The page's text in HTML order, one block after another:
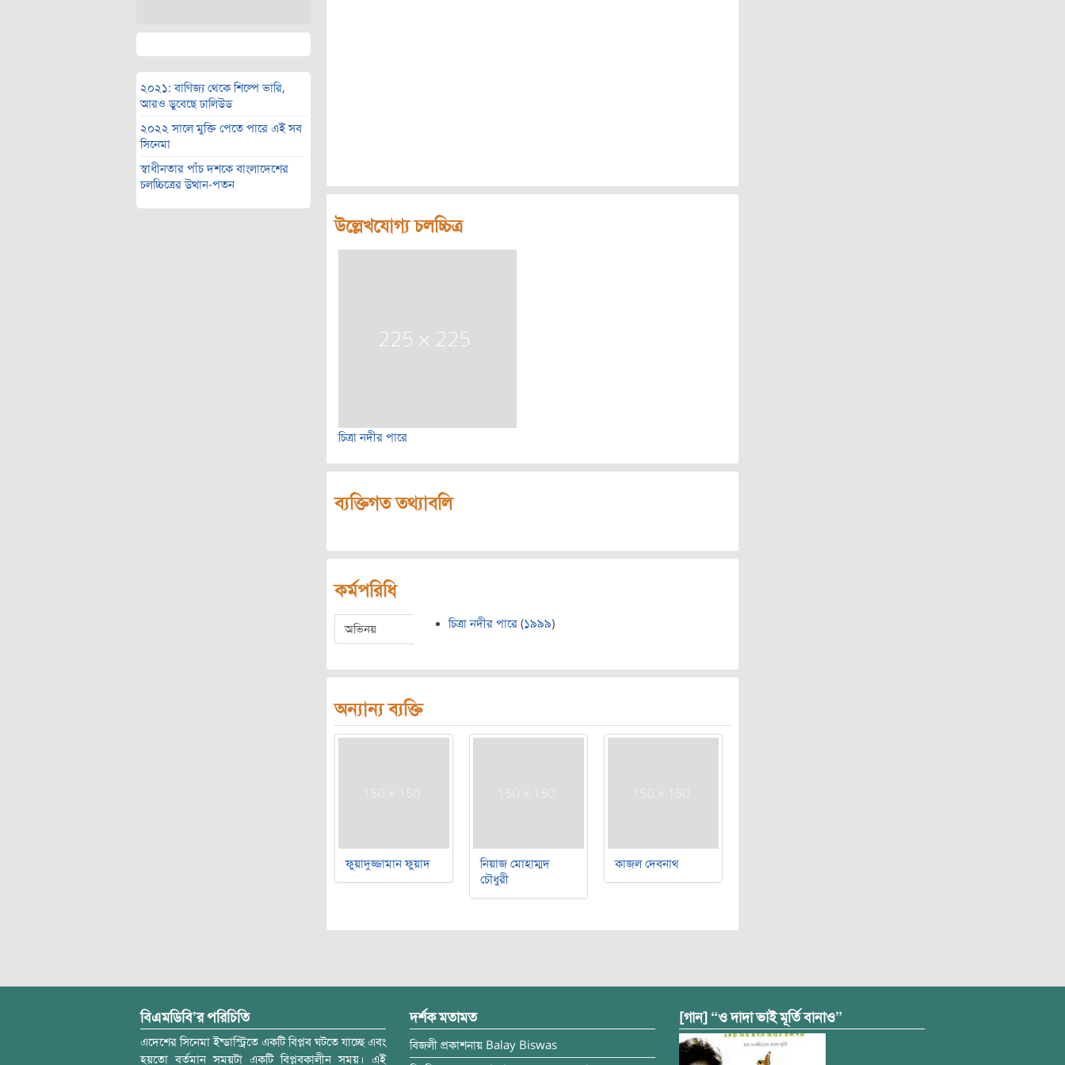
২০২১: বাণিজ্য থেকে শিল্পে ভারি,
আরও ডুবেছে ঢালিউড
২০২২ সালে মুক্তি পেতে পারে এই সব
সিনেমা
স্বাধীনতার পাঁচ দশকে বাংলাদেশের
চলচ্চিত্রের উত্থান-পতন
উল্লেখযোগ্য চলচ্চিত্র
চিত্রা নদীর পারে
ব্যক্তিগত তথ্যাবলি
কর্মপরিধি
অভিনয় চিত্রা নদীর পারে (১৯৯৯)
অন্যান্য ব্যক্তি
ফুয়াদুজ্জামান ফুয়াদ
নিয়াজ মোহাম্মদ
চৌধুরী
কাজল দেবনাথ
বিএমডিবি’র পরিচিতি
এদেশের সিনেমা ইন্ডাস্ট্রিতে একটি বিপ্লব ঘটতে যাচ্ছে এবং
হয়তো বর্তমান সময়টা একটি বিপ্লবকালীন সময়। এই
দর্শক মতামত
বিজলী প্রকাশনায় Balay Biswas
[গান] “ও দাদা ভাই মূর্তি বানাও”